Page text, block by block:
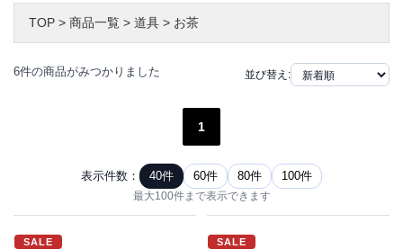
TOP > 商品一覧 > 道具 > お茶
6件の商品がみつかりました 並び替え:
1
表示件数： 40件 60件 80件 100件
最大100件まで表示できます
SALE SALE